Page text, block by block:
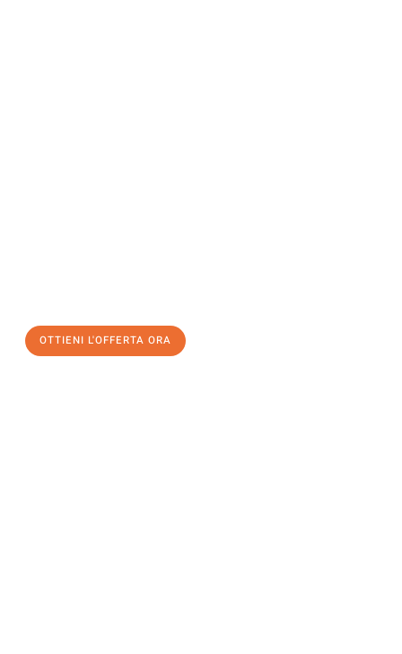
OTTIENI L'OFFERTA ORA